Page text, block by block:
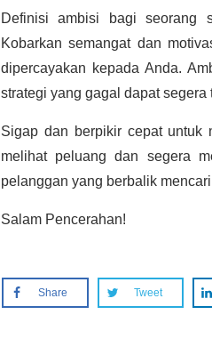
Definisi ambisi bagi seorang
Kobarkan semangat dan
dipercayakan kepada Anda.
strategi yang gagal dapat segera
Sigap dan berpikir cepat untuk
melihat peluang dan segera
pelanggan yang berbalik
Salam Pencerahan!
Share Tweet